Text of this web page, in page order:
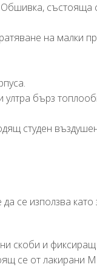
състояща
на малки
бърз
студен
се използва
скоби и
се от лакирани